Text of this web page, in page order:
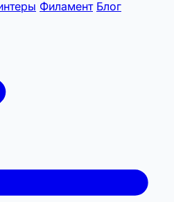
Филамент Блог